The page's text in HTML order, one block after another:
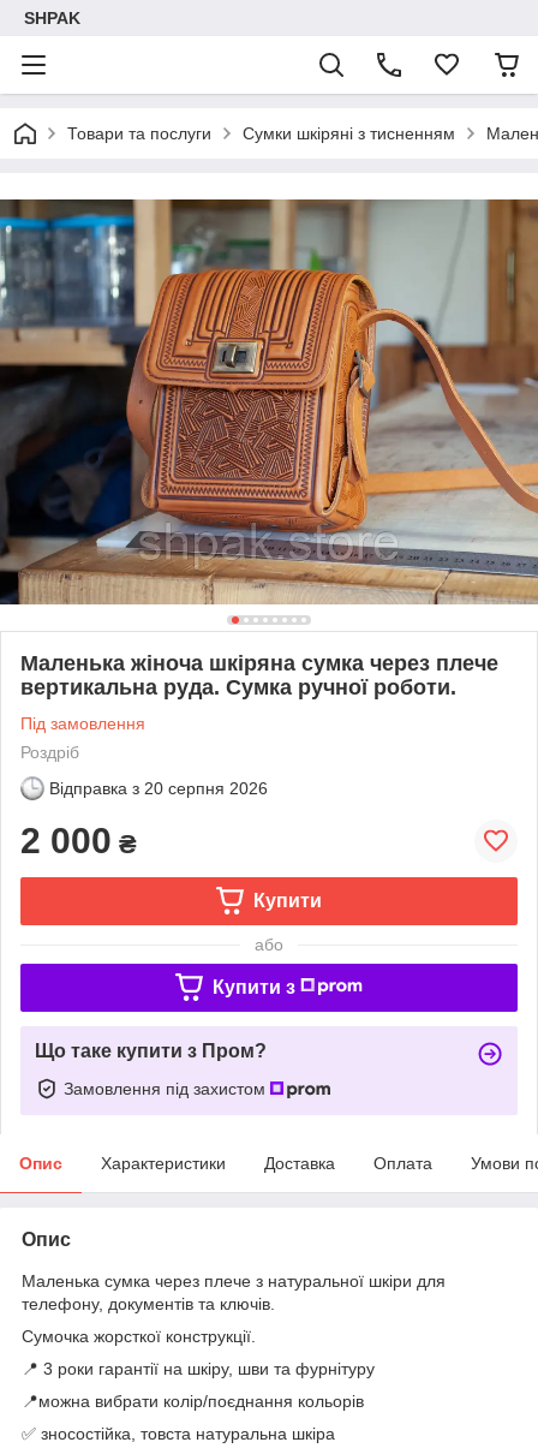
SHPAK
Товари та послуги Сумки шкіряні з тисненням
Маленька жіноча шкіряна сумка через плече
вертикальна руда. Сумка ручної роботи.
Під замовлення
Роздріб
Відправка з 20 серпня 2026
2 000 ₴
Купити
або
Купити з
Що таке купити з Пром?
Замовлення під захистом
Опис Характеристики Доставка Оплата Умови
Опис
Маленька сумка через плече з натуральної шкіри для
телефону, документів та ключів.
Сумочка жорсткої конструкції.
📍 3 роки гарантії на шкіру, шви та фурнітуру
📍можна вибрати колір/поєднання кольорів
✅ зносостійка, товста натуральна шкіра